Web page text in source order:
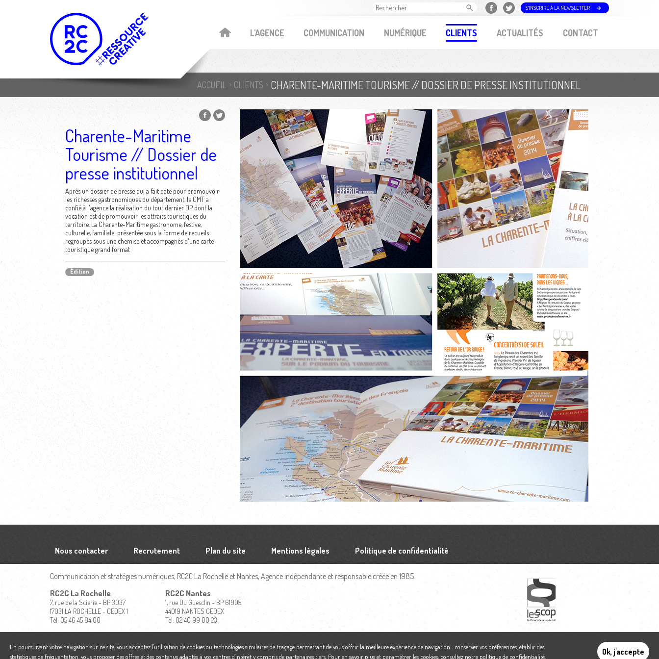
L'AGENCE COMMUNICATION NUMÉRIQUE CLIENTS ACTUALITÉS CONTACT
S'INSCRIRE À LA NEWSLETTER
ACCUEIL CLIENTS CHARENTE-MARITIME TOURISME // DOSSIER DE PRESSE INSTITUTIONNEL
Charente-Maritime
Tourisme // Dossier de
presse institutionnel
Après un dossier de presse qui a fait date pour promouvoir
les richesses gastronomiques du département, le CMT a
confié à l'agence la réalisation du tout dernier DP dont la
vocation est de promouvoir les attraits touristiques du
territoire. La Charente-Maritime gastronome, festive,
culturelle, familiale...présentée sous la forme de recueils
regroupés sous une chemise et accompagnés d'une carte
touristique grand format
Édition
Nous contacter Recrutement Plan du site Mentions légales Politique de confidentialité
Communication et stratégies numériques, RC2C La Rochelle et Nantes, Agence indépendante et responsable créée en 1985.
RC2C La Rochelle
7, rue de la Scierie - BP 3037
17031 LA ROCHELLE - CEDEX 1
Tél: 05 46 45 84 00
RC2C Nantes
1, rue Du Guesclin - BP 61905
44019 NANTES CEDEX
Tél: 02 40 99 00 23
En poursuivant votre navigation sur ce site, vous acceptez l'utilisation de cookies ou technologies similaires de traçage permettant de vous offrir la meilleure expérience de navigation : conserver vos préférences, établir des
statistiques de fréquentation, vous proposer des offres et des contenus adaptés à vos centres d'intérêt y compris de partenaires tiers. Pour en savoir plus et paramétrer les cookies, consultez notre politique de confidentialité Ok, j'accepte